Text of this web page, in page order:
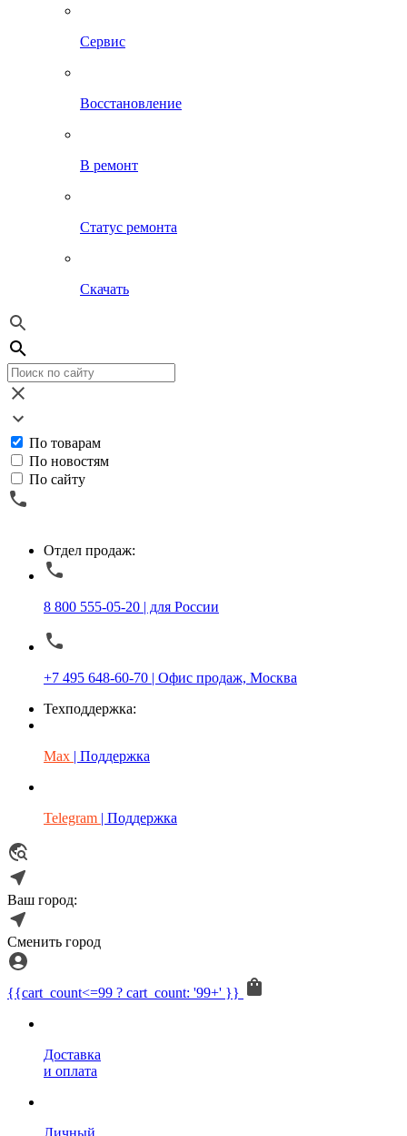
Сервис
Восстановление
В ремонт
Статус ремонта
Скачать
По товарам
По новостям
По сайту
Отдел продаж:
8 800 555-05-20 | для России
+7 495 648-60-70 | Офис продаж, Москва
Техподдержка:
Max | Поддержка
Telegram | Поддержка
Ваш город:
Сменить город
{{cart_count<=99 ? cart_count: '99+' }}
Доставка
и оплата
Личный